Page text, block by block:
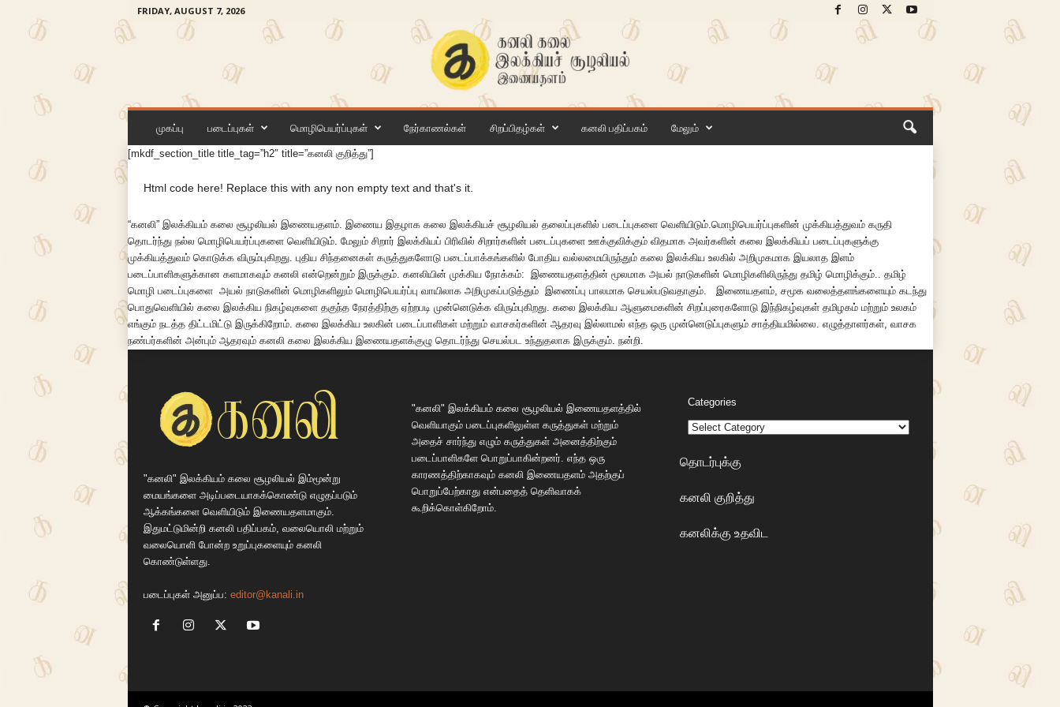
FRIDAY, AUGUST 7, 2026
க
ன
லி
முகப்பு படைப்புகள் மொழிபெயர்ப்புகள் நேர்காணல்கள் சிறப்பிதழ்கள் கனலி பதிப்பகம் மேலும்
[mkdf_section_title title_tag=”h2″ title=”கனலி குறித்து”]
Html code here! Replace this with any non empty text and that's it.
“கனலி” இலக்கியம் கலை சூழலியல் இணையதளம். இணைய இதழாக கலை இலக்கியச் சூழலியல் தலைப்புகளில் படைப்புகளை வெளியிடும்.மொழிபெயர்ப்புகளின் முக்கியத்துவம் கருதி
தொடர்ந்து நல்ல மொழிபெயர்ப்புகளை வெளியிடும். மேலும் சிறார் இலக்கியப் பிரிவில் சிறார்களின் படைப்புகளை ஊக்குவிக்கும் விதமாக அவர்களின் கலை இலக்கியப் படைப்புகளுக்கு
முக்கியத்துவம் கொடுக்க விரும்புகிறது. புதிய சிந்தனைகள் கருத்துகளோடு படைப்பாக்கங்களில் போதிய வல்லமையிருந்தும் கலை இலக்கிய உலகில் அறிமுகமாக இயலாத இளம்
படைப்பாளிகளுக்கான களமாகவும் கனலி என்றென்றும் இருக்கும். கனலியின் முக்கிய நோக்கம்: இணையதளத்தின் மூலமாக அயல் நாடுகளின் மொழிகளிலிருந்து தமிழ் மொழிக்கும்.. தமிழ்
மொழி படைப்புகளை அயல் நாடுகளின் மொழிகளிலும் மொழிபெயர்ப்பு வாயிலாக அறிமுகப்படுத்தும் இணைப்பு பாலமாக செயல்படுவதாகும்.
இணையதளம், சமூக வலைத்தளங்களையும் கடந்து
பொதுவெளியில் கலை இலக்கிய நிகழ்வுகளை தகுந்த நேரத்திற்கு ஏற்றபடி முன்னெடுக்க விரும்புகிறது. கலை இலக்கிய ஆளுமைகளின் சிறப்புரைகளோடு இந்நிகழ்வுகள் தமிழகம் மற்றும் உலகம்
எங்கும் நடத்த திட்டமிட்டு இருக்கிறோம். கலை இலக்கிய உலகின் படைப்பாளிகள் மற்றும் வாசகர்களின் ஆதரவு இல்லாமல் எந்த ஒரு முன்னெடுப்புகளும் சாத்தியமில்லை. எழுத்தாளர்கள், வாசக
நண்பர்களின் அன்பும் ஆதரவும் கனலி கலை இலக்கிய இணையதளக்குழு தொடர்ந்து செயல்பட உந்துதலாக இருக்கும். நன்றி.
"கனலி" இலக்கியம் கலை சூழலியல் இம்மூன்று
மையங்களை அடிப்படையாகக்கொண்டு எழுதப்படும்
ஆக்கங்களை வெளியிடும் இணையதளமாகும்.
இதுமட்டுமின்றி கனலி பதிப்பகம், வலையொலி மற்றும்
வலையொளி போன்ற உறுப்புகளையும் கனலி
கொண்டுள்ளது.
படைப்புகள் அனுப்ப: editor@kanali.in
"கனலி" இலக்கியம் கலை சூழலியல் இணையதளத்தில்
வெளியாகும் படைப்புகளிலுள்ள கருத்துகள் மற்றும்
அதைச் சார்ந்து எழும் கருத்துகள் அனைத்திற்கும்
படைப்பாளிகளே பொறுப்பாகின்றனர். எந்த ஒரு
காரணத்திற்காகவும் கனலி இணையதளம் அதற்குப்
பொறுப்பேற்காது என்பதைத் தெளிவாகக்
கூறிக்கொள்கிறோம்.
Categories
தொடர்புக்கு
கனலி குறித்து
கனலிக்கு உதவிட